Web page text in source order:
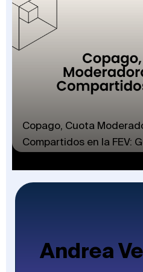
Copago, Cuota
Compartidos en la FEV:
Andrea